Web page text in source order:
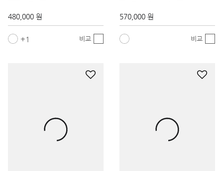
480,000 원
1 비교
570,000 원
비교